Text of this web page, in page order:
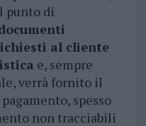
punto di
al cliente
e, sempre
verrà fornito il
spesso
non tracciabili